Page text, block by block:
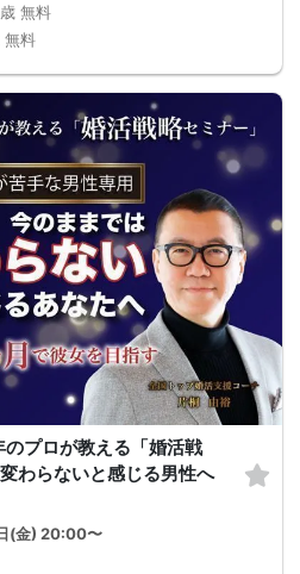
無料
無料
のプロが教える「婚活戦
わらないと感じる男性へ
(金) 20:00〜